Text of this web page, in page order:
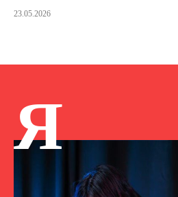
23.05.2026
Я